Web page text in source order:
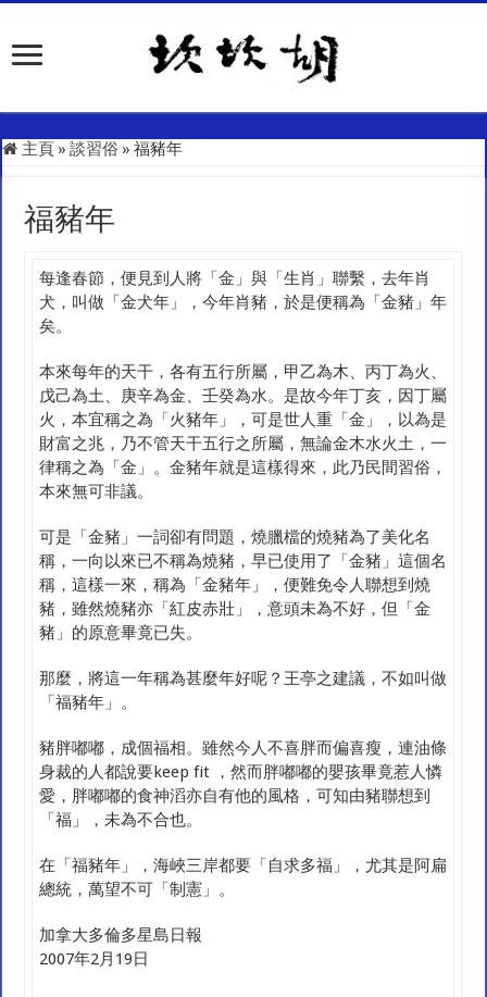
主頁 » 談習俗 » 福豬年
福豬年
每逢春節，便見到人將「金」與「生肖」聯繫，去年肖
犬，叫做「金犬年」，今年肖豬，於是便稱為「金豬」年
矣。
本來每年的天干，各有五行所屬，甲乙為木、丙丁為火、
戊己為土、庚辛為金、壬癸為水。是故今年丁亥，因丁屬
火，本宜稱之為「火豬年」，可是世人重「金」，以為是
財富之兆，乃不管天干五行之所屬，無論金木水火土，一
律稱之為「金」。金豬年就是這樣得來，此乃民間習俗，
本來無可非議。
可是「金豬」一詞卻有問題，燒臘檔的燒豬為了美化名
稱，一向以來已不稱為燒豬，早已使用了「金豬」這個名
稱，這樣一來，稱為「金豬年」，便難免令人聯想到燒
豬，雖然燒豬亦「紅皮赤壯」，意頭未為不好，但「金
豬」的原意畢竟已失。
那麼，將這一年稱為甚麼年好呢？王亭之建議，不如叫做
「福豬年」。
豬胖嘟嘟，成個福相。雖然今人不喜胖而偏喜瘦，連油條
身裁的人都說要keep fit ，然而胖嘟嘟的嬰孩畢竟惹人憐
愛，胖嘟嘟的食神滔亦自有他的風格，可知由豬聯想到
「福」，未為不合也。
在「福豬年」，海峽三岸都要「自求多福」，尤其是阿扁
總統，萬望不可「制憲」。
加拿大多倫多星島日報
2007年2月19日